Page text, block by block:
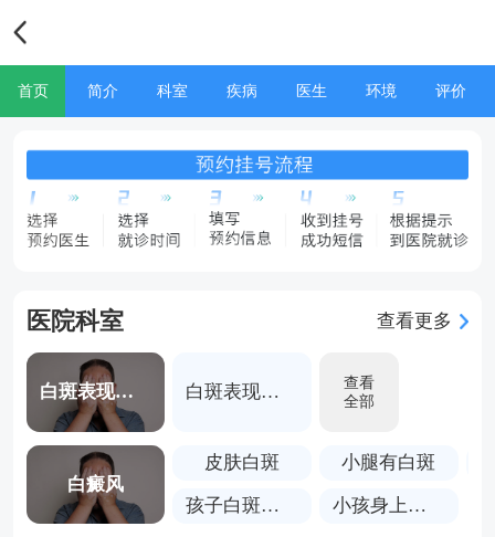
首页 简介 科室 疾病 医生 环境 评价
医院科室 查看更多
白斑表现做个皮肤ct多少钱 白斑表现做个皮肤ct多少钱
查看
全部
白癜风
皮肤白斑 小腿有白斑
孩子白斑怎么治 小孩身上有白块